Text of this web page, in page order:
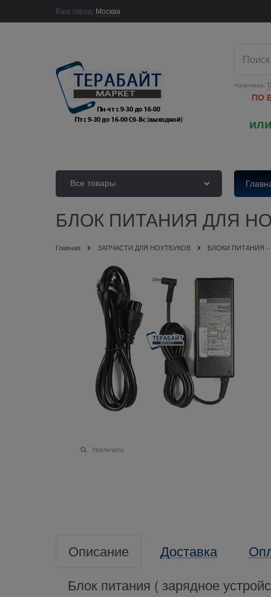
Ваш город: Москва
Например:
ПО
Все товары
БЛОК ПИТАНИЯ ДЛЯ
Главная ЗАПЧАСТИ ДЛЯ НОУТБУКОВ БЛОКИ ПИТАНИЯ -
Увеличить
Описание Доставка
Блок питания ( зарядное